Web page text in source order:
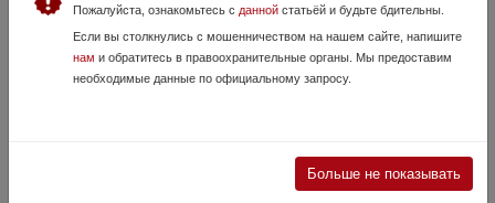
В продаже сигнальный револьвер. Бахает капсюлями жевело. В
хорошем состоянии. Накладки дерево. Есть и родные из пластика.
Пожалуйста, ознакомьтесь с даннойстатьёй и будьте бдительны.
Если вы столкнулись с мошенничеством на нашем сайте, напишите
нам и обратитесь в правоохранительные органы. Мы предоставим
необходимые данные по официальному запросу.
Больше не показывать